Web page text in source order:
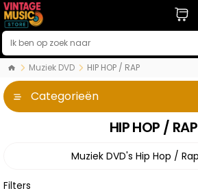
Muziek DVD HIP HOP / RAP
Categorieën
HIP HOP / RAP
Muziek DVD's Hip Hop /
Filters